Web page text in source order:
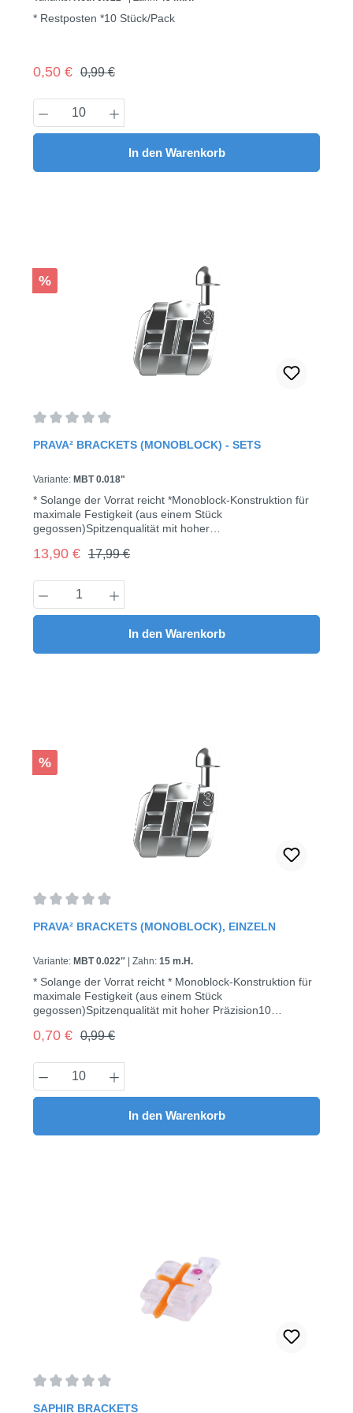
* Restposten *10 Stück/Pack
Verkaufspreis:
0,50 € Regulärer Preis:
0,99 €
Produkt Anzahl: Gib den gewünschten
In den Warenkorb
Rabatt
%
PRAVA² BRACKETS (MONOBLOCK) - SETS
Variante: MBT 0.018"
* Solange der Vorrat reicht *Monoblock-Konstruktion für
maximale Festigkeit (aus einem Stück
gegossen)Spitzenqualität mit hoher
Brackets/Pack
Verkaufspreis:
13,90 € Regulärer Preis:
17,99 €
Produkt Anzahl: Gib den gewünschten
In den Warenkorb
Rabatt
%
PRAVA² BRACKETS (MONOBLOCK), EINZELN
Variante: MBT 0.022″ | Zahn: 15 m.H.
* Solange der Vorrat reicht * Monoblock-Konstruktion für
maximale Festigkeit (aus einem Stück
gegossen)Spitzenqualität mit hoher Präzision10
Verkaufspreis:
0,70 € Regulärer Preis:
0,99 €
Produkt Anzahl: Gib den gewünschten
In den Warenkorb
SAPHIR BRACKETS